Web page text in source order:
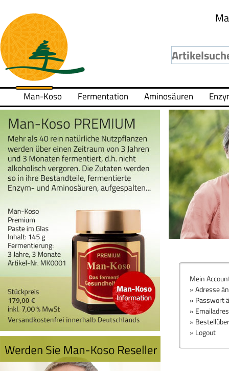
Man-Koso Fermentation Aminosäuren
Mein
» Adresse
» Passwort
»
»
» Logout